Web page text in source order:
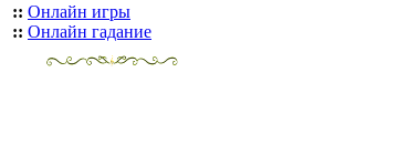
:: Онлайн игры
:: Онлайн гадание